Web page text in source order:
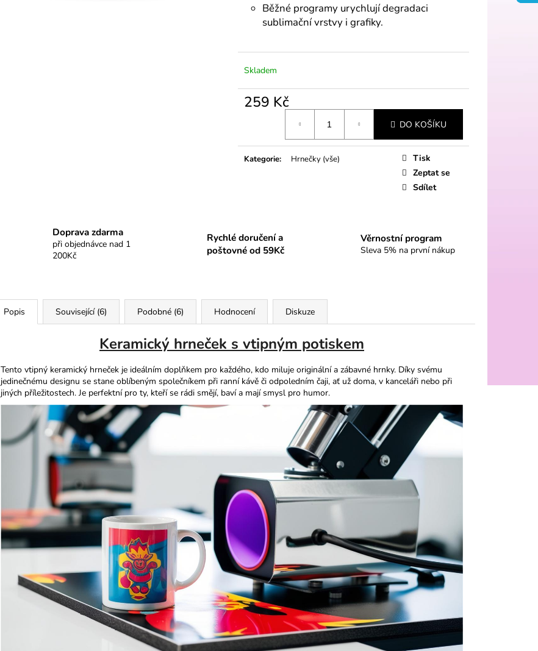
Běžné programy urychlují degradaci
sublimační vrstvy i grafiky.
Skladem
259 Kč
DO KOŠÍKU
Kategorie: Hrnečky (vše)
Tisk
Zeptat se
Sdílet
Doprava zdarma
při objednávce nad 1
200Kč
Rychlé doručení a
poštovné od 59Kč
Věrnostní program
Sleva 5% na první nákup
Popis Související (6) Podobné (6) Hodnocení Diskuze
Keramický hrneček s vtipným potiskem
Tento vtipný keramický hrneček je ideálním doplňkem pro každého, kdo miluje originální a zábavné hrnky. Díky svému
jedinečnému designu se stane oblíbeným společníkem při ranní kávě či odpoledním čaji, ať už doma, v kanceláři nebo při
jiných příležitostech. Je perfektní pro ty, kteří se rádi smějí, baví a mají smysl pro humor.​